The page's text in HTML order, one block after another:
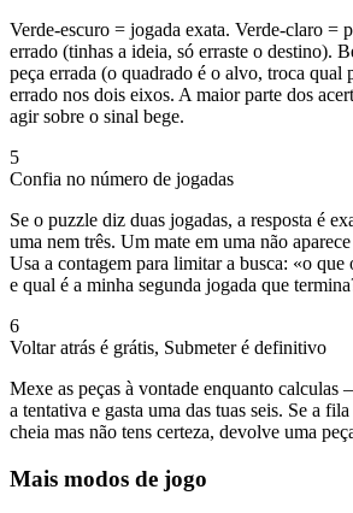
Verde-escuro = jogada exata. Verde-claro =
errado (tinhas a ideia, só erraste o destino).
peça errada (o quadrado é o alvo, troca qual
errado nos dois eixos. A maior parte dos
agir sobre o sinal bege.
5
Confia no número de jogadas
Se o puzzle diz duas jogadas, a resposta é
uma nem três. Um mate em uma não
Usa a contagem para limitar a busca: «o que
e qual é a minha segunda jogada que
6
Voltar atrás é grátis, Submeter é definitivo
Mexe as peças à vontade enquanto calculas
a tentativa e gasta uma das tuas seis. Se a
cheia mas não tens certeza, devolve uma
Mais modos de jogo